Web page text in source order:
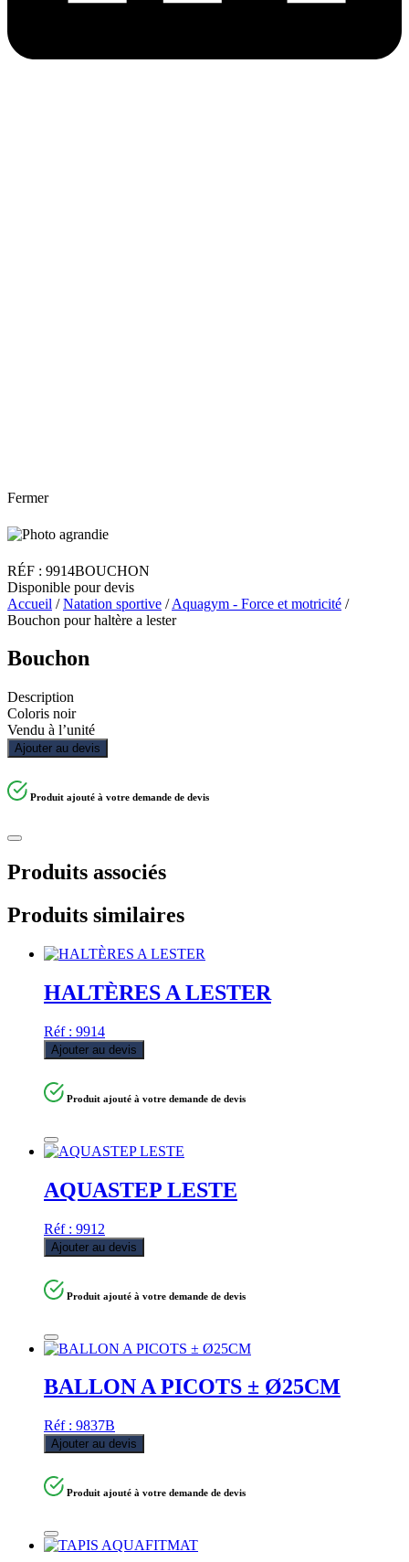
Fermer
RÉF : 9914BOUCHON
Disponible pour devis
Accueil /Natation sportive /Aquagym - Force et motricité /
Bouchon pour haltère a lester
Bouchon
Description
Coloris noir
Vendu à l’unité
Ajouter au devis
Produit ajouté à votre demande de devis
Produits associés
Produits similaires
HALTÈRES A LESTER
Réf : 9914
Ajouter au devis
Produit ajouté à votre demande de devis
AQUASTEP LESTE
Réf : 9912
Ajouter au devis
Produit ajouté à votre demande de devis
BALLON A PICOTS ± Ø25CM
Réf : 9837B
Ajouter au devis
Produit ajouté à votre demande de devis